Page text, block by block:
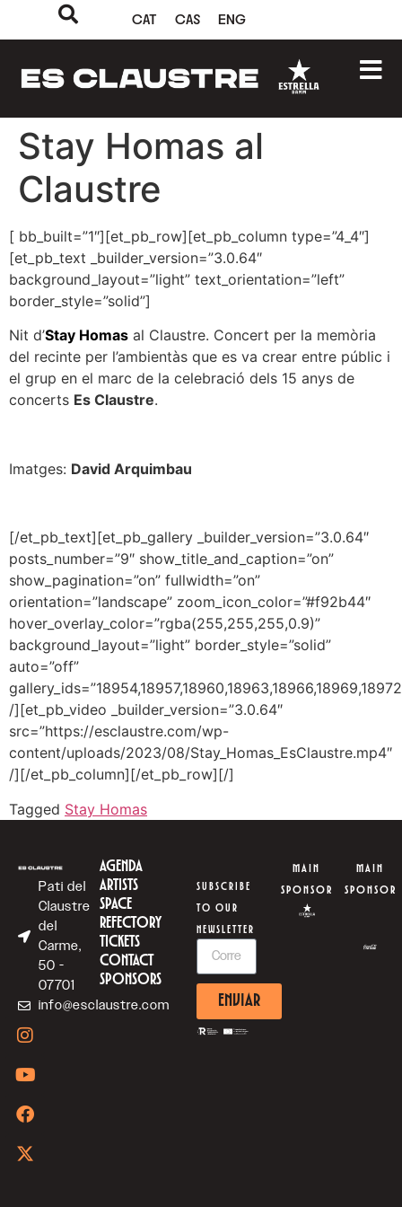
CAT CAS ENG
Stay Homas al
Claustre
[ bb_built=”1″][et_pb_row][et_pb_column type=”4_4″]
[et_pb_text _builder_version=”3.0.64″
background_layout=”light” text_orientation=”left”
border_style=”solid”]
Nit d’Stay Homas al Claustre. Concert per la memòria
del recinte per l’ambientàs que es va crear entre públic i
el grup en el marc de la celebració dels 15 anys de
concerts Es Claustre.
Imatges: David Arquimbau
[/et_pb_text][et_pb_gallery _builder_version=”3.0.64″
posts_number=”9″ show_title_and_caption=”on”
show_pagination=”on” fullwidth=”on”
orientation=”landscape” zoom_icon_color=”#f92b44″
hover_overlay_color=”rgba(255,255,255,0.9)”
background_layout=”light” border_style=”solid”
auto=”off”
/][et_pb_video _builder_version=”3.0.64″
src=”https://esclaustre.com/wp-
content/uploads/2023/08/Stay_Homas_EsClaustre.mp4″
/][/et_pb_column][/et_pb_row][/]
Tagged Stay Homas
Pati del
Claustre
del
Carme,
50 -
07701
info@esclaustre.com
AGENDA
ARTISTS
SPACE
REFECTORY
TICKETS
CONTACT
SPONSORS
SUBSCRIBE
TO OUR
NEWSLETTER
ENVIAR
MAIN
SPONSOR
MAIN
SPONSOR